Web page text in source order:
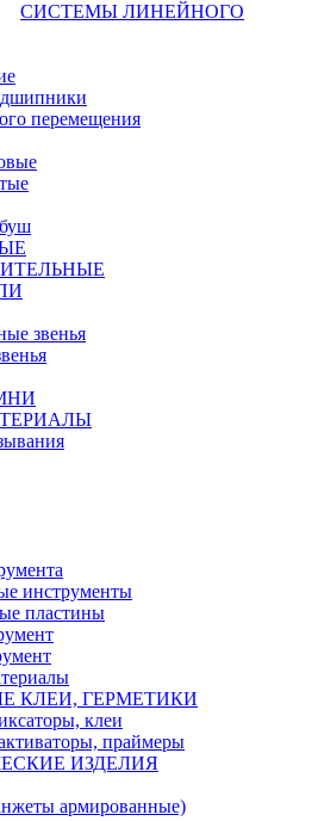
СИСТЕМЫ ЛИНЕЙНОГО
перемещения
звенья
инструменты
пластины
КЛЕИ, ГЕРМЕТИКИ
клеи
праймеры
ИЗДЕЛИЯ
армированные)